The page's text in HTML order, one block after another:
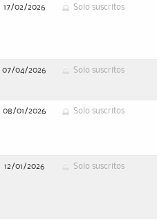
17/02/2026 Solo suscritos
07/04/2026 Solo suscritos
08/01/2026 Solo suscritos
12/01/2026 Solo suscritos